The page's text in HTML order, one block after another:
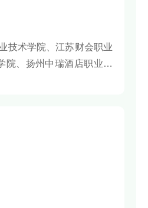
技术学院、江苏财会职业
院、扬州中瑞酒店职业学